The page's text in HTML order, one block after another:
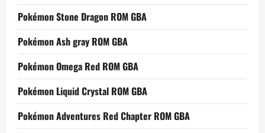
Pokémon Stone Dragon ROM GBA
Pokémon Ash gray ROM GBA
Pokémon Omega Red ROM GBA
Pokémon Liquid Crystal ROM GBA
Pokémon Adventures Red Chapter ROM GBA